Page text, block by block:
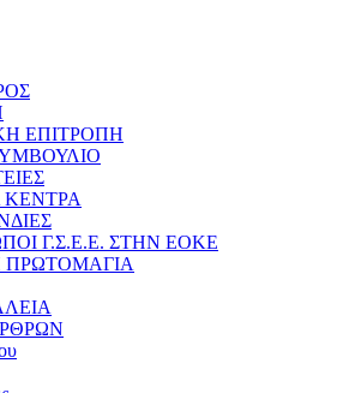
ΕΠΙΤΡΟΠΗ
ΚΕΝΤΡΑ
Γ.Σ.Ε.Ε. ΣΤΗΝ ΕΟΚΕ
ΠΡΩΤΟΜΑΓΙΑ